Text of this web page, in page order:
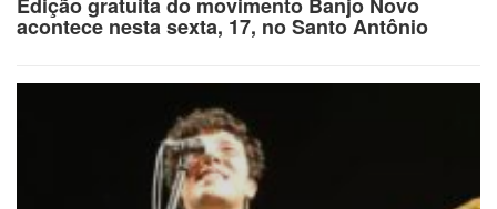
Edição gratuita do movimento Banjo Novo
acontece nesta sexta, 17, no Santo Antônio